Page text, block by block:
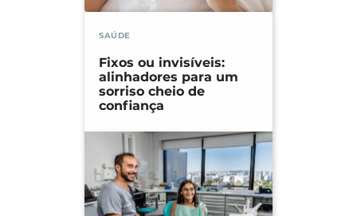
SAÚDE
Fixos ou invisíveis:
alinhadores para um
sorriso cheio de
confiança